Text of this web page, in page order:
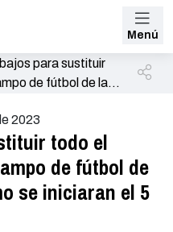
Menú
para sustituir
de fútbol de las
2023
todo el
de fútbol de
se iniciaran el 5